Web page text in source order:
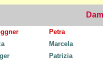
Petra
Marcela
Patrizia